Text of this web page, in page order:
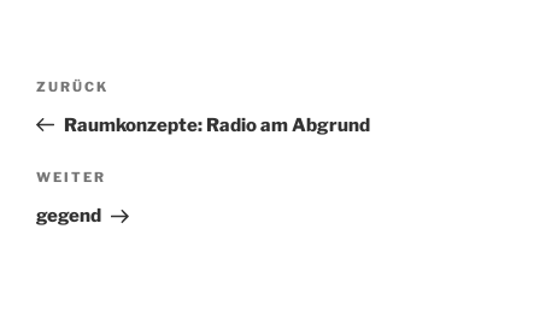
Beitragsnavigation
Vorheriger
Beitrag
ZURÜCK
Raumkonzepte: Radio am Abgrund
Nächster
Beitrag
WEITER
gegend